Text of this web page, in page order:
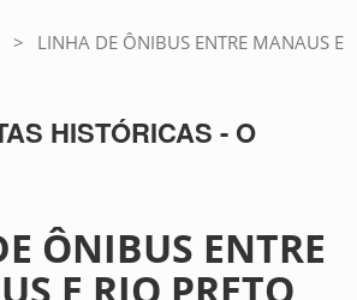
>
LINHA DE ÔNIBUS ENTRE MANAUS E
HISTÓRICAS - O
ÔNIBUS ENTRE